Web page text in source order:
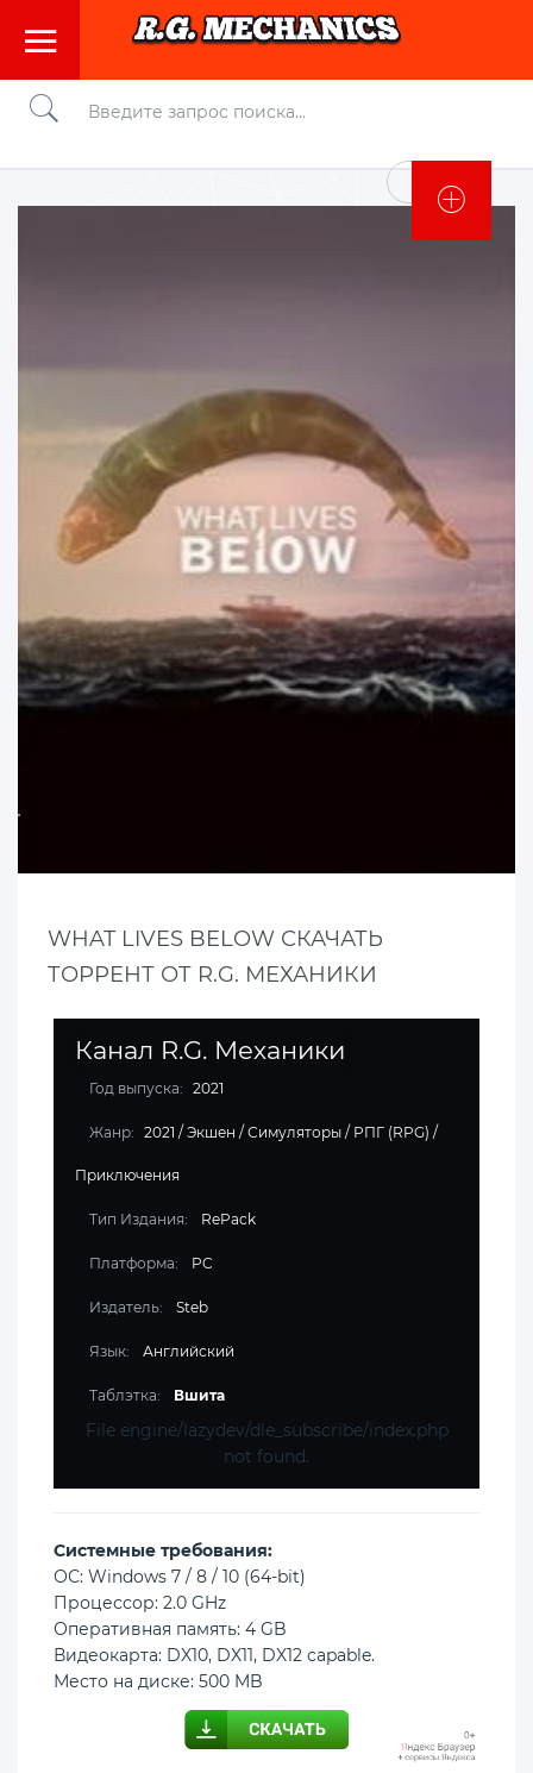
Войти
WHAT LIVES BELOW СКАЧАТЬ
ТОРРЕНТ ОТ R.G. МЕХАНИКИ
Канал R.G. Механики
Год выпуска: 2021
Жанр: 2021 / Экшен / Симуляторы / РПГ (RPG) /
Приключения
Тип Издания: RePack
Платформа: PC
Издатель: Steb
Язык: Английский
Таблэтка: Вшита
File engine/lazydev/dle_subscribe/index.php
not found.
Cистемные требования:
ОС: Windows 7 / 8 / 10 (64-bit)
Процессор: 2.0 GHz
Оперативная память: 4 GB
Видеокарта: DX10, DX11, DX12 capable.
Место на диске: 500 MB